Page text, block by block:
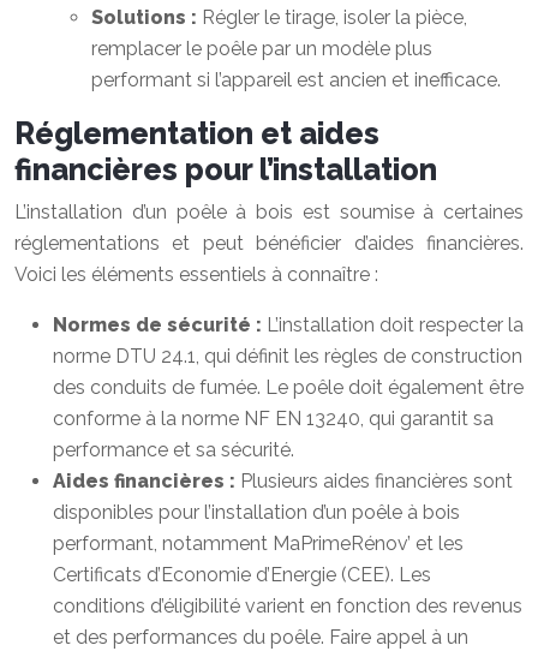
Solutions : Régler le tirage, isoler la pièce,
remplacer le poêle par un modèle plus
performant si l’appareil est ancien et inefficace.
Réglementation et aides
financières pour l’installation
L’installation d’un poêle à bois est soumise à certaines
réglementations et peut bénéficier d’aides financières.
Voici les éléments essentiels à connaître :
Normes de sécurité : L’installation doit respecter la
norme DTU 24.1, qui définit les règles de construction
des conduits de fumée. Le poêle doit également être
conforme à la norme NF EN 13240, qui garantit sa
performance et sa sécurité.
Aides financières : Plusieurs aides financières sont
disponibles pour l’installation d’un poêle à bois
performant, notamment MaPrimeRénov’ et les
Certificats d’Economie d’Energie (CEE). Les
conditions d’éligibilité varient en fonction des revenus
et des performances du poêle. Faire appel à un